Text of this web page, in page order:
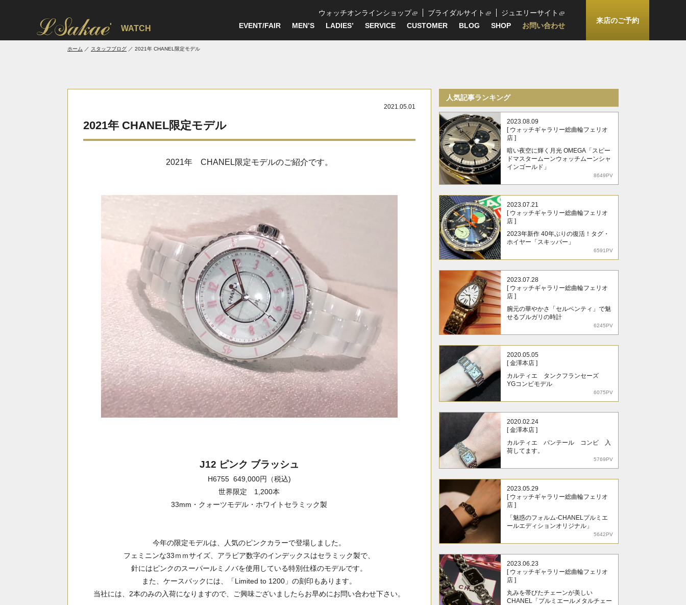
' WATCH
ウォッチオンラインショップ ブライダルサイト
ジュエリーサイト
EVENT/FAIR
MEN’S LADIES’ SERVICE CUSTOMER BLOG SHOP お問い合わせ
来店のご予約
ホーム スタッフブログ 2021年 CHANEL限定モデル
2021.05.01
2021年 CHANEL限定モデル
2021年 CHANEL限定モデルのご紹介です。
J12 ピンク ブラッシュ
H6755 649,000円（税込)
世界限定 1,200本
33mm・クォーツモデル・ホワイトセラミック製
今年の限定モデルは、人気のピンクカラーで登場しました。
フェミニンな33ｍｍサイズ、アラビア数字のインデックスはセラミック製で、
針にはピンクのスーパールミノバを使用している特別仕様のモデルです。
また、ケースバックには、「Limited to 1200」の刻印もあります。
当社には、2本のみの入荷になりますので、ご興味ございましたらお早めにお問い合わせ下さい。
人気記事ランキング
2023.08.09
[ ウォッチギャラリー総曲輪フェリオ
店 ]
暗い夜空に輝く月光 OMEGA「スピー
ドマスタームーンウォッチムーンシャ
インゴールド」
8649PV
2023.07.21
[ ウォッチギャラリー総曲輪フェリオ
店 ]
2023年新作 40年ぶりの復活！タグ・
ホイヤー「スキッパー」
6591PV
2023.07.28
[ ウォッチギャラリー総曲輪フェリオ
店 ]
腕元の華やかさ「セルペンティ」で魅
せるブルガリの時計
6245PV
2020.05.05
[ 金澤本店 ]
カルティエ タンクフランセーズ
YGコンビモデル
6075PV
2020.02.24
[ 金澤本店 ]
カルティエ パンテール コンビ 入
荷してます。
5769PV
2023.05.29
[ ウォッチギャラリー総曲輪フェリオ
店 ]
「魅惑のフォルム-CHANELプルミエ
ールエディションオリジナル」
5642PV
2023.06.23
[ ウォッチギャラリー総曲輪フェリオ
店 ]
丸みを帯びたチェーンが美しい
CHANEL「プルミエールメタルチェー